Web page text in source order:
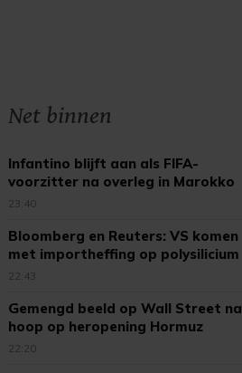
Net binnen
Infantino blijft aan als FIFA-
voorzitter na overleg in Marokko
23:40
Bloomberg en Reuters: VS komen
met importheffing op polysilicium
22:43
Gemengd beeld op Wall Street na
hoop op heropening Hormuz
22:20